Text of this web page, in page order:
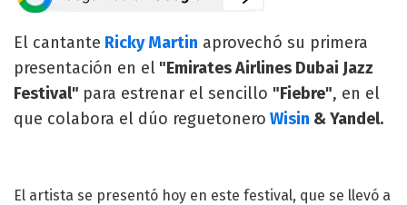
El cantante Ricky Martin aprovechó su primera
presentación en el "Emirates Airlines Dubai Jazz
Festival" para estrenar el sencillo "Fiebre", en el
que colabora el dúo reguetonero Wisin & Yandel.
El artista se presentó hoy en este festival, que se llevó a